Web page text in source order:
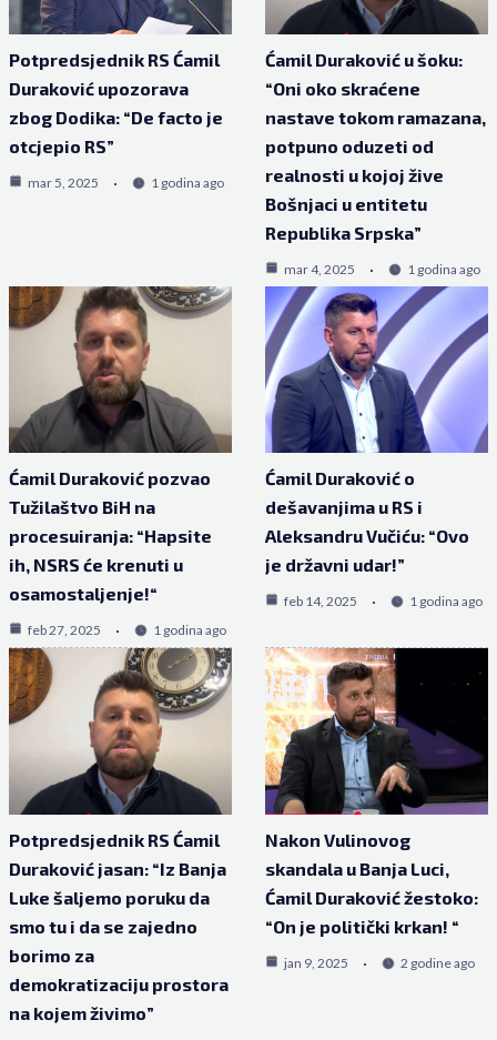
Potpredsjednik RS Ćamil
Duraković upozorava
zbog Dodika: “De facto je
otcjepio RS”
mar 5, 2025 1 godina ago
Ćamil Duraković u šoku:
“Oni oko skraćene
nastave tokom ramazana,
potpuno oduzeti od
realnosti u kojoj žive
Bošnjaci u entitetu
Republika Srpska”
mar 4, 2025 1 godina ago
Ćamil Duraković pozvao
Tužilaštvo BiH na
procesuiranja: “Hapsite
ih, NSRS će krenuti u
osamostaljenje!“
feb 27, 2025 1 godina ago
Ćamil Duraković o
dešavanjima u RS i
Aleksandru Vučiću: “Ovo
je državni udar!”
feb 14, 2025 1 godina ago
Potpredsjednik RS Ćamil
Duraković jasan: “Iz Banja
Luke šaljemo poruku da
smo tu i da se zajedno
borimo za
demokratizaciju prostora
na kojem živimo”
Nakon Vulinovog
skandala u Banja Luci,
Ćamil Duraković žestoko:
“On je politički krkan! “
jan 9, 2025 2 godine ago